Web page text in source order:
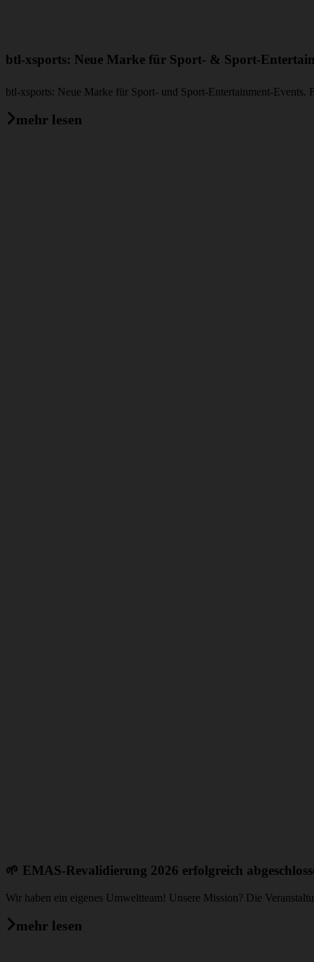
btl-xsports: Neue Marke für Sport- & Sport-
btl-xsports: Neue Marke für Sport- und Sport-Entertainment-
mehr lesen
🌱 EMAS-Revalidierung 2026 erfolgreich
Wir haben ein eigenes Umweltteam! Unsere Mission? Die
mehr lesen